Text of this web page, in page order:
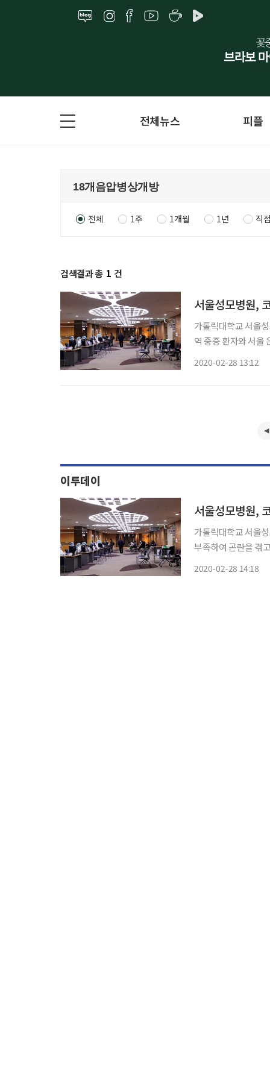
전체뉴스 피플
전체 1주 1개월 1년 직
검색결과 총 1 건
서울성모병원,
가톨릭대학교 서울
역 중증 환자와 서울 은평성모병원과 관련한 코로나19 확진자가 14명으로 늘어나 진료가 중
2020-02-28 13:12
이투데이
서울성모병원,
가톨릭대학교 서울
부족하여 곤란을 겪
2020-02-28 14:18